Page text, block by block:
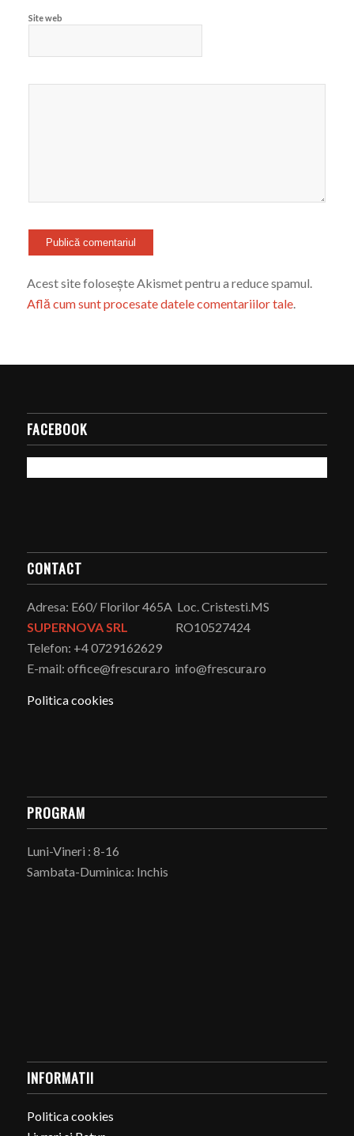
Site web
Acest site folosește Akismet pentru a reduce spamul.
Află cum sunt procesate datele comentariilor tale.
FACEBOOK
CONTACT
Adresa: E60/ Florilor 465A Loc. Cristesti.MS
SUPERNOVA SRL RO10527424
Telefon: +4 0729162629
E-mail: office@frescura.ro info@frescura.ro
Politica cookies
PROGRAM
Luni-Vineri : 8-16
Sambata-Duminica: Inchis
INFORMATII
Politica cookies